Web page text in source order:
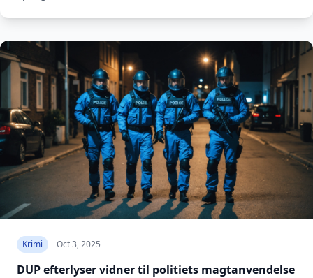
Krimi Oct 3, 2025
DUP efterlyser vidner til politiets magtanvendelse